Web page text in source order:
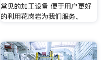
常见的加工设备 便于用户更好
的利用花岗岩为我们服务。